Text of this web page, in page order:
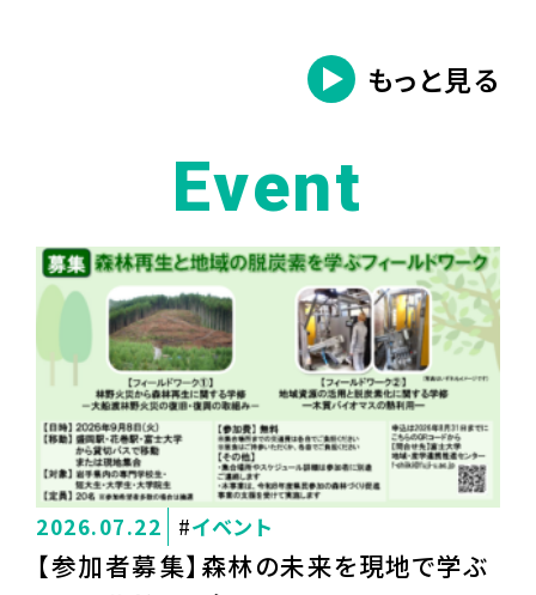
もっと見る
Event
2026.07.22 イベント
【参加者募集】森林の未来を現地で学ぶ